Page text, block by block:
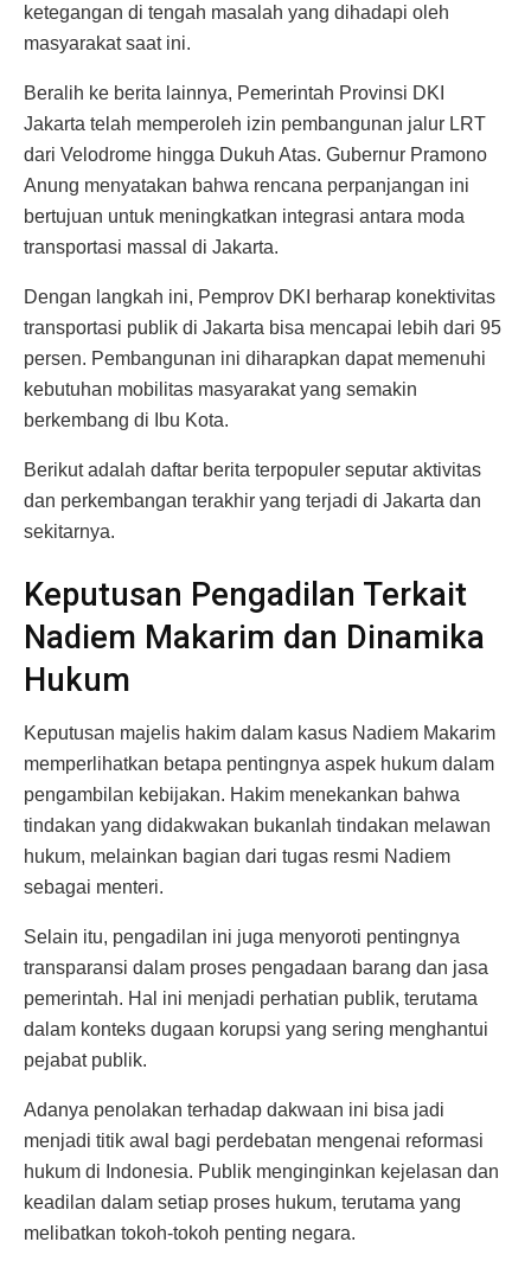
ketegangan di tengah masalah yang dihadapi oleh
masyarakat saat ini.
Beralih ke berita lainnya, Pemerintah Provinsi DKI
Jakarta telah memperoleh izin pembangunan jalur LRT
dari Velodrome hingga Dukuh Atas. Gubernur Pramono
Anung menyatakan bahwa rencana perpanjangan ini
bertujuan untuk meningkatkan integrasi antara moda
transportasi massal di Jakarta.
Dengan langkah ini, Pemprov DKI berharap konektivitas
transportasi publik di Jakarta bisa mencapai lebih dari 95
persen. Pembangunan ini diharapkan dapat memenuhi
kebutuhan mobilitas masyarakat yang semakin
berkembang di Ibu Kota.
Berikut adalah daftar berita terpopuler seputar aktivitas
dan perkembangan terakhir yang terjadi di Jakarta dan
sekitarnya.
Keputusan Pengadilan Terkait
Nadiem Makarim dan Dinamika
Hukum
Keputusan majelis hakim dalam kasus Nadiem Makarim
memperlihatkan betapa pentingnya aspek hukum dalam
pengambilan kebijakan. Hakim menekankan bahwa
tindakan yang didakwakan bukanlah tindakan melawan
hukum, melainkan bagian dari tugas resmi Nadiem
sebagai menteri.
Selain itu, pengadilan ini juga menyoroti pentingnya
transparansi dalam proses pengadaan barang dan jasa
pemerintah. Hal ini menjadi perhatian publik, terutama
dalam konteks dugaan korupsi yang sering menghantui
pejabat publik.
Adanya penolakan terhadap dakwaan ini bisa jadi
menjadi titik awal bagi perdebatan mengenai reformasi
hukum di Indonesia. Publik menginginkan kejelasan dan
keadilan dalam setiap proses hukum, terutama yang
melibatkan tokoh-tokoh penting negara.